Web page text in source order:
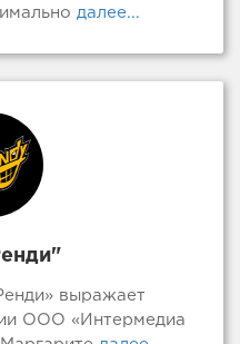
далее...
выражает
ООО «Интермедиа